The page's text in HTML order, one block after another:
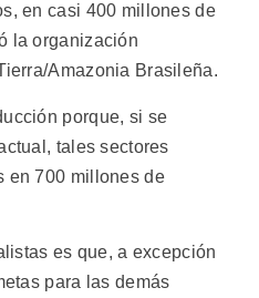
en casi 400 millones de
la organización
Amazonia Brasileña.
porque, si se
tales sectores
en 700 millones de
es que, a excepción
para las demás